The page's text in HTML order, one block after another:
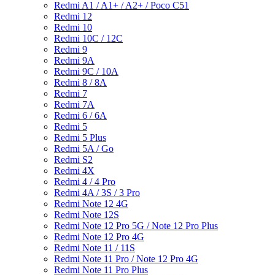
Redmi A1 / A1+ / A2+ / Poco C51
Redmi 12
Redmi 10
Redmi 10C / 12C
Redmi 9
Redmi 9A
Redmi 9C / 10A
Redmi 8 / 8A
Redmi 7
Redmi 7A
Redmi 6 / 6A
Redmi 5
Redmi 5 Plus
Redmi 5A / Go
Redmi S2
Redmi 4X
Redmi 4 / 4 Pro
Redmi 4A / 3S / 3 Pro
Redmi Note 12 4G
Redmi Note 12S
Redmi Note 12 Pro 5G / Note 12 Pro Plus
Redmi Note 12 Pro 4G
Redmi Note 11 / 11S
Redmi Note 11 Pro / Note 12 Pro 4G
Redmi Note 11 Pro Plus